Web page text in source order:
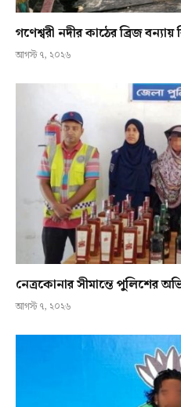
গণেশ্বরী নদীর কাঠের ব্রিজ
আগস্ট ৭, ২০২৬
নেত্রকোনার সীমান্তে
আগস্ট ৭, ২০২৬